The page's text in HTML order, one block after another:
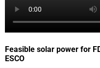
Feasible solar power for
ESCO